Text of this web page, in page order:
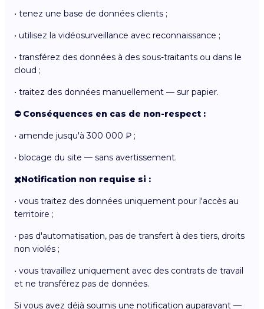
• tenez une base de données clients ;
• utilisez la vidéosurveillance avec reconnaissance ;
• transférez des données à des sous-traitants ou dans le
cloud ;
• traitez des données manuellement — sur papier.
⛔️ Conséquences en cas de non-respect :
• amende jusqu'à 300 000 ₽ ;
• blocage du site — sans avertissement.
✖️Notification non requise si :
• vous traitez des données uniquement pour l'accès au
territoire ;
• pas d'automatisation, pas de transfert à des tiers, droits
non violés ;
• vous travaillez uniquement avec des contrats de travail
et ne transférez pas de données.
Si vous avez déjà soumis une notification auparavant —